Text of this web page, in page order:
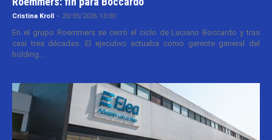
Cristina Kroll - 20/05/2026 13:00
En el grupo Roemmers se cerró el ciclo de Luciano Boccardo y tras
casi tres décadas. El ejecutivo actuaba como gerente general del
holding...